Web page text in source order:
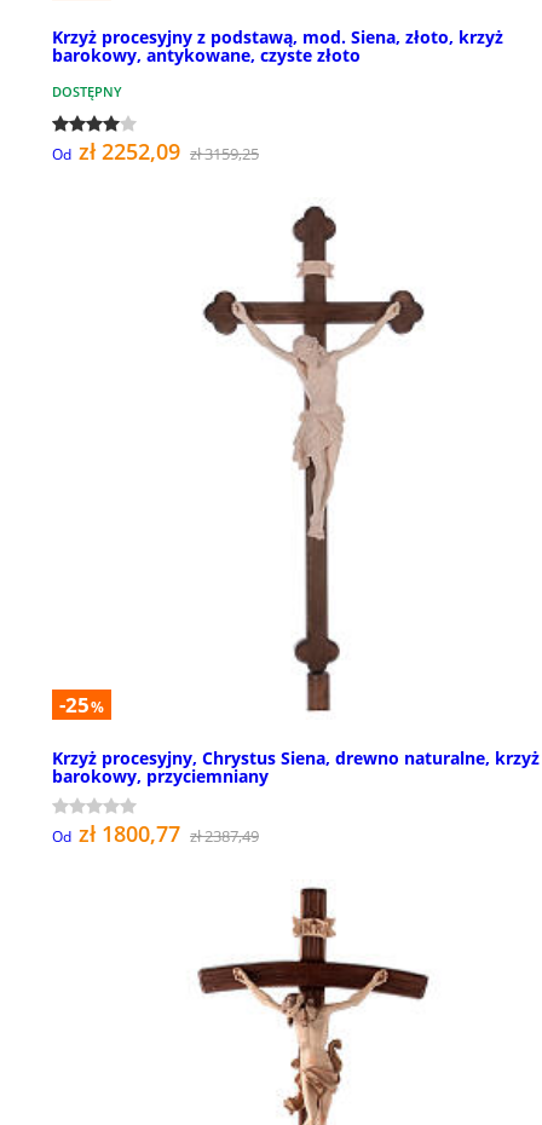
Krzyż procesyjny z podstawą, mod. Siena, złoto, krzyż
barokowy, antykowane, czyste złoto
DOSTĘPNY
Od zł 2252,09 zł 3159,25
-25%
Krzyż procesyjny, Chrystus Siena, drewno naturalne, krzyż
barokowy, przyciemniany
Od zł 1800,77 zł 2387,49